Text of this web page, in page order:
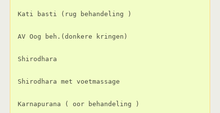
Kati basti (rug behandeling )
AV Oog beh.(donkere kringen)
Shirodhara
Shirodhara met voetmassage
Karnapurana ( oor behandeling )